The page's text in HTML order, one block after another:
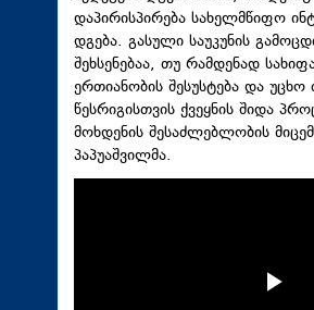
დაპირისპირება სახელმწიფო
დგება. გასული საუკუნის
შეხსენებაა, თუ რამდენად
ერთიანობის შესუსტება და
წესრიგისთვის ქვეყნის შიდა
მოხდენის შესაძლებლობის
პაპუაშვილმა.